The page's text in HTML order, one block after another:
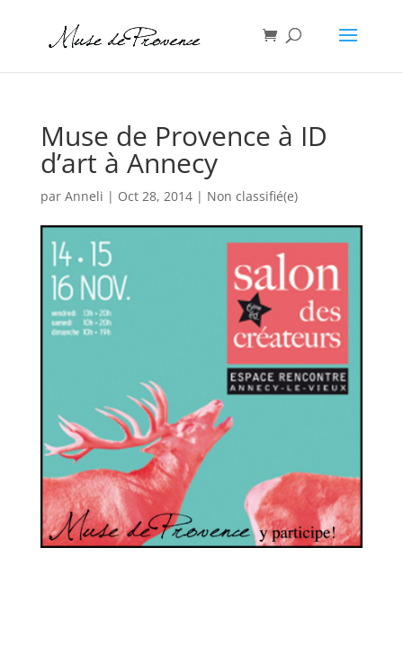
Muse de Provence à ID
d’art à Annecy
par Anneli | Oct 28, 2014| Non classifié(e)